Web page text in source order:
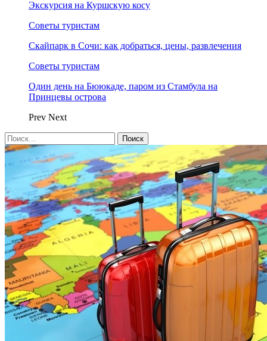
Экскурсия на Куршскую косу
Советы туристам
Скайпарк в Сочи: как добраться, цены, развлечения
Советы туристам
Один день на Бююкаде, паром из Стамбула на
Принцевы острова
Prev Next